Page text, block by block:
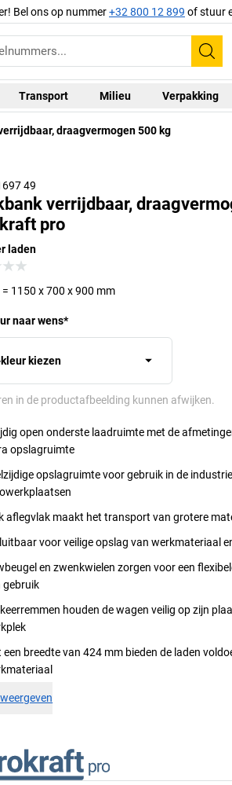
Bel ons op nummer+32 800 12 899 of stuur
Transport Milieu Verpakking
draagvermogen 500 kg
49
verrijdbaar,
pro
laden
= 1150 x 700 x 900 mm
naar wens*
kiezen
in de productafbeelding kunnen afwijken.
open onderste laadruimte met de
opslagruimte
opslagruimte voor gebruik in de
aflegvlak maakt het transport van grotere
voor veilige opslag van werkmateriaal
en zwenkwielen zorgen voor een
gebruik
houden de wagen veilig op zijn
een breedte van 424 mm bieden de laden